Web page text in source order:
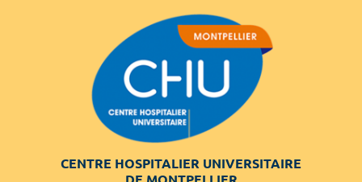
CENTRE HOSPITALIER UNIVERSITAIRE